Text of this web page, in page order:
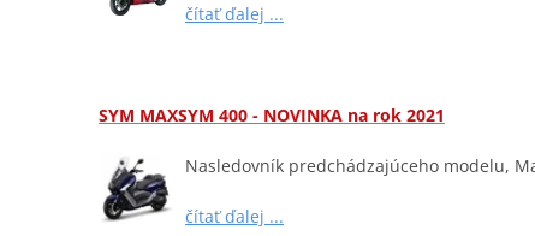
čítať ďalej ...
SYM MAXSYM 400 - NOVINKA na rok 2021
Nasledovník predchádzajúceho modelu,
čítať ďalej ...